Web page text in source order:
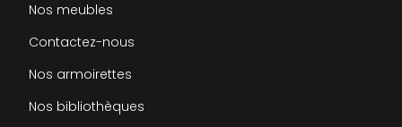
Nos meubles
Contactez-nous
Nos armoirettes
Nos bibliothèques